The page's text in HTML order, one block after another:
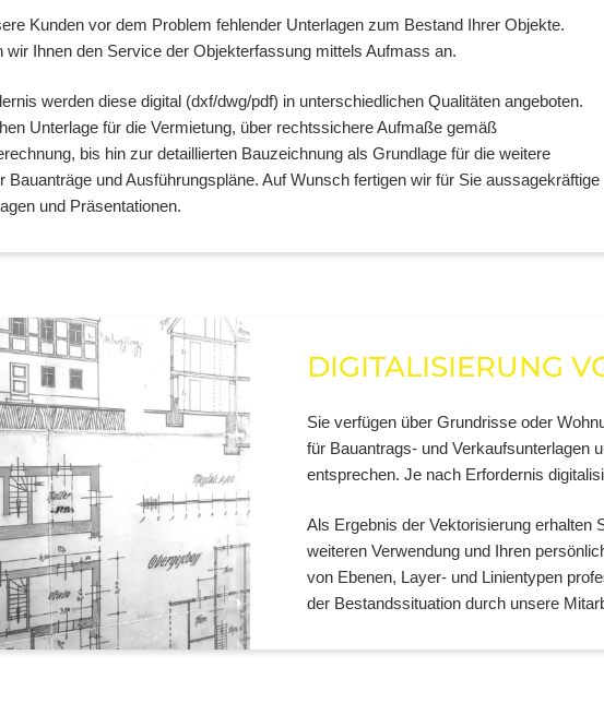
Kunden vor dem Problem fehlender Unterlagen zum Bestand Ihrer Objekte.
wir Ihnen den Service der Objekterfassung mittels Aufmass an.
werden diese digital (dxf/dwg/pdf) in unterschiedlichen Qualitäten angeboten.
Unterlage für die Vermietung, über rechtssichere Aufmaße gemäß
bis hin zur detaillierten Bauzeichnung als Grundlage für die weitere
Bauanträge und Ausführungspläne. Auf Wunsch fertigen wir für Sie aussagekräftige
und Präsentationen.
DIGITALISIERUNG
Sie verfügen über Grundrisse oder
für Bauantrags- und Verkaufsunterlagen
entsprechen. Je nach Erfordernis
Als Ergebnis der Vektorisierung erhalten
weiteren Verwendung und Ihren
von Ebenen, Layer- und Linientypen
der Bestandssituation durch unsere